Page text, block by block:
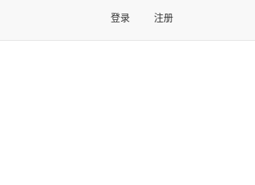
登录 注册